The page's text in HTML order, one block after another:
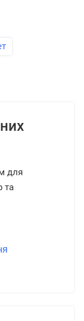
для
та